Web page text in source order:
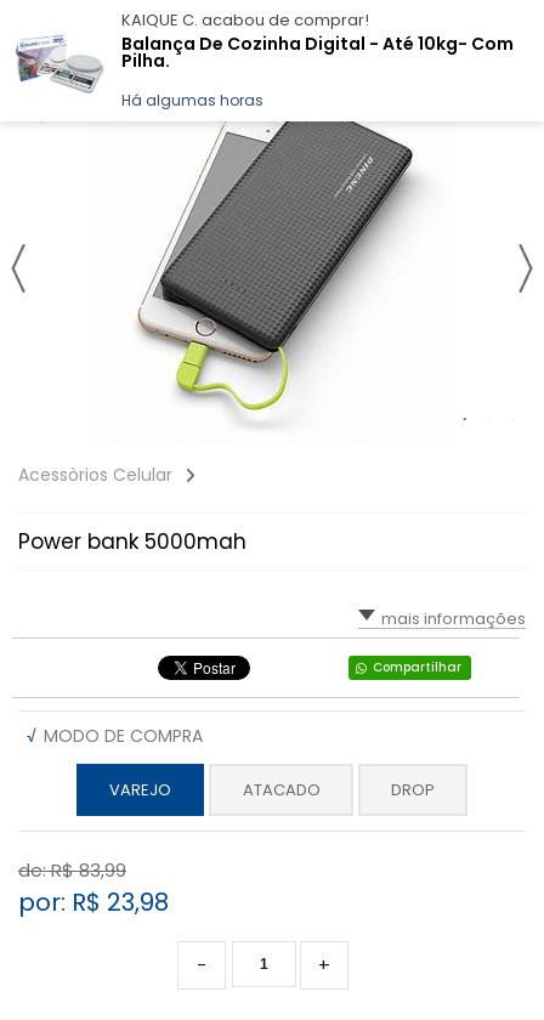
Acessòrios Celular
Power bank 5000mah
mais informações
Compartilhar
√ MODO DE COMPRA
VAREJO ATACADO DROP
de: R$83,99
por: R$ 23,98
+
-
KAIQUE C. acabou de comprar!
Balança De Cozinha Digital - Até 10kg- Com
Pilha.
Há algumas horas